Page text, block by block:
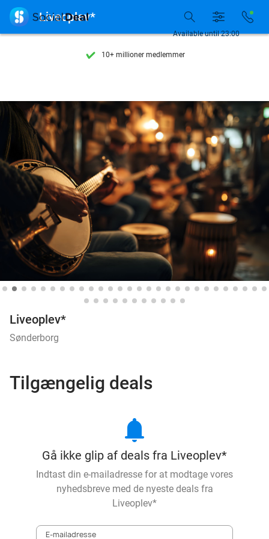
10+ millioner medlemmer
9,4 baseret på205.886 anmeldelser
10+ millioner medlemmer
Available until 23:00
 Liveoplev*
Liveoplev*
Sønderborg
Tilgængelig deals
notifications
Gå ikke glip af deals fra Liveoplev*
Indtast din e-mailadresse for at modtage vores
nyhedsbreve med de nyeste deals fra
Liveoplev*
E-mailadresse